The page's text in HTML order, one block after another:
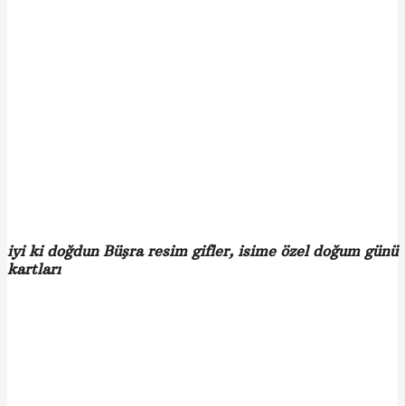
iyi ki doğdun Büşra resim gifler, isime özel doğum günü
kartları